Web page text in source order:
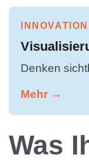
INNOVATION
Denken
Mehr →
Was